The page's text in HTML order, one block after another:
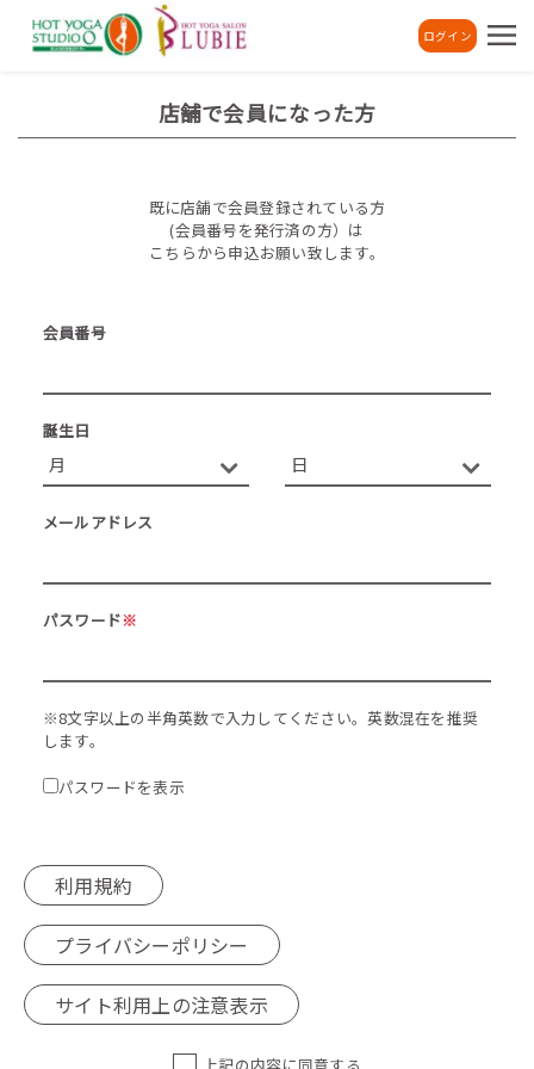
ログイン
店舗で会員になった方
既に店舗で会員登録されている方
(会員番号を発行済の方）は
こちらから申込お願い致します。
会員番号
誕生日
メールアドレス
パスワード※
※8文字以上の半角英数で入力してください。英数混在を推奨
します。
パスワードを表示
利用規約
プライバシーポリシー
サイト利用上の注意表示